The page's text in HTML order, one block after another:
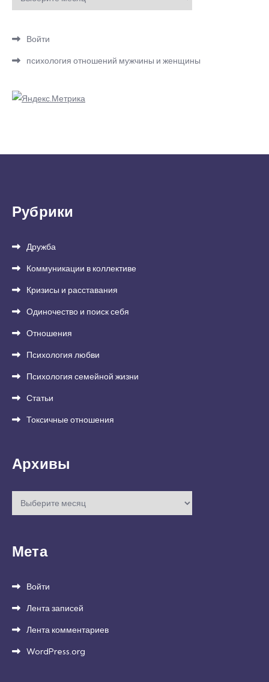
Войти
психология отношений мужчины и женщины
Рубрики
Дружба
Коммуникации в коллективе
Кризисы и расставания
Одиночество и поиск себя
Отношения
Психология любви
Психология семейной жизни
Статьи
Токсичные отношения
Архивы
Архивы
Мета
Войти
Лента записей
Лента комментариев
WordPress.org